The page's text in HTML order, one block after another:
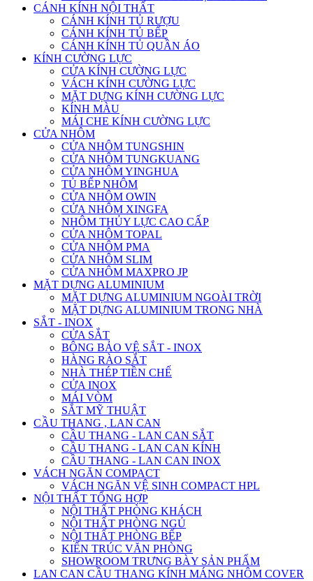
CÁNH KÍNH NỘI THẤT
CÁNH KÍNH TỦ RƯỢU
CÁNH KÍNH TỦ BẾP
CÁNH KÍNH TỦ QUẦN ÁO
KÍNH CƯỜNG LỰC
CỬA KÍNH CƯỜNG LỰC
VÁCH KÍNH CƯỜNG LỰC
MẶT DỰNG KÍNH CƯỜNG LỰC
KÍNH MÀU
MÁI CHE KÍNH CƯỜNG LỰC
CỬA NHÔM
CỬA NHÔM TUNGSHIN
CỬA NHÔM TUNGKUANG
CỬA NHÔM YINGHUA
TỦ BẾP NHÔM
CỬA NHÔM OWIN
CỬA NHÔM XINGFA
NHÔM THỦY LỰC CAO CẤP
CỬA NHÔM TOPAL
CỬA NHÔM PMA
CỬA NHÔM SLIM
CỬA NHÔM MAXPRO JP
MẶT DỰNG ALUMINIUM
MẶT DỰNG ALUMINIUM NGOÀI TRỜI
MẶT DỰNG ALUMINIUM TRONG NHÀ
SẮT - INOX
CỬA SẮT
BÔNG BẢO VỆ SẮT - INOX
HÀNG RÀO SẮT
NHÀ THÉP TIỀN CHẾ
CỬA INOX
MÁI VÒM
SẮT MỸ THUẬT
CẦU THANG , LAN CAN
CẦU THANG - LAN CAN SẮT
CẦU THANG - LAN CAN KÍNH
CẦU THANG - LAN CAN INOX
VÁCH NGĂN COMPACT
VÁCH NGĂN VỆ SINH COMPACT HPL
NỘI THẤT TỔNG HỢP
NỘI THẤT PHÒNG KHÁCH
NỘI THẤT PHÒNG NGỦ
NỘI THẤT PHÒNG BẾP
KIẾN TRÚC VĂN PHÒNG
SHOWROOM TRƯNG BÀY SẢN PHẨM
LAN CAN CẦU THANG KÍNH MÁNG NHÔM COVER